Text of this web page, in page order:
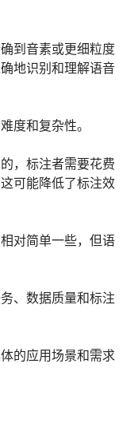
到音素或更细粒度
地识别和理解语音
度和复杂性。
，标注者需要花费
可能降低了标注效
对简单一些，但语
、数据质量和标注
的应用场景和需求